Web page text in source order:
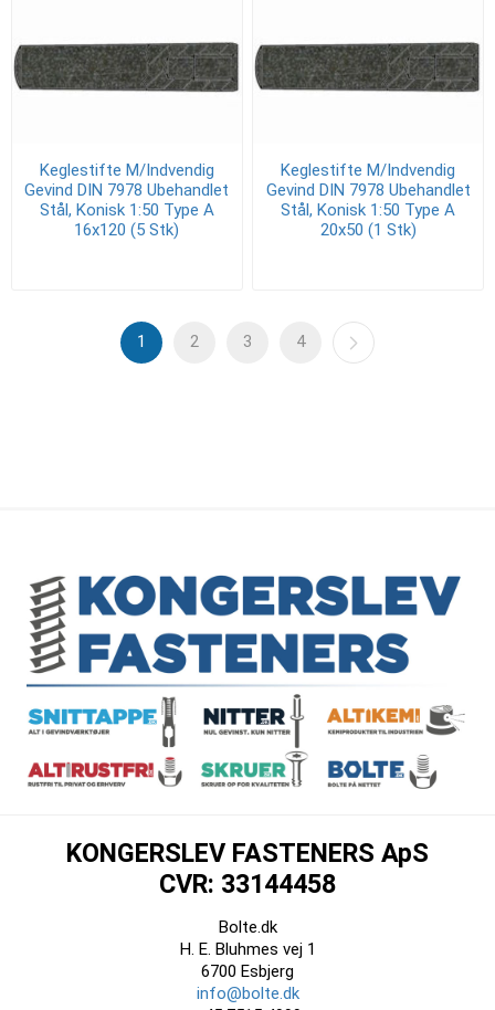
Keglestifte M/Indvendig
Gevind DIN 7978 Ubehandlet
Stål, Konisk 1:50 Type A
16x120 (5 Stk)
Keglestifte M/Indvendig
Gevind DIN 7978 Ubehandlet
Stål, Konisk 1:50 Type A
20x50 (1 Stk)
1 2 3 4
KONGERSLEV FASTENERS ApS
CVR: 33144458
Bolte.dk
H. E. Bluhmes vej 1
6700 Esbjerg
info@bolte.dk